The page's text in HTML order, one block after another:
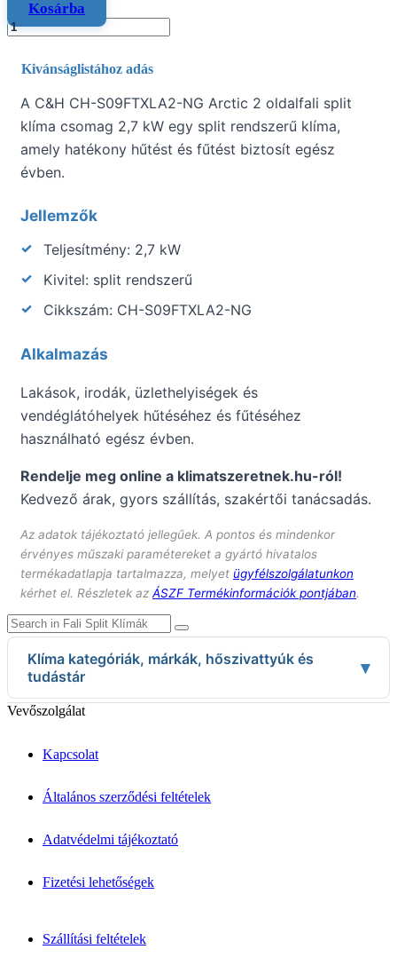
Kosárba
Kivánságlistához adás
A C&H CH-S09FTXLA2-NG Arctic 2 oldalfali split
klíma csomag 2,7 kW egy split rendszerű klíma,
amely hatékony hűtést és fűtést biztosít egész
évben.
Jellemzők
Teljesítmény: 2,7 kW
Kivitel: split rendszerű
Cikkszám: CH-S09FTXLA2-NG
Alkalmazás
Lakások, irodák, üzlethelyiségek és
vendéglátóhelyek hűtéséhez és fűtéséhez
használható egész évben.
Rendelje meg online a klimatszeretnek.hu-ról!
Kedvező árak, gyors szállítás, szakértői tanácsadás.
Az adatok tájékoztató jellegűek. A pontos és mindenkor
érvényes műszaki paramétereket a gyártó hivatalos
termékadatlapja tartalmazza, melyet ügyfélszolgálatunkon
kérhet el. Részletek az ÁSZF Termékinformációk pontjában.
Klíma kategóriák, márkák, hőszivattyúk és
tudástár
▾
Klíma kategóriák
Mobil klímák
Légtisztítók
Klíma márkák
Mitsubishi klíma
Fujitsu klíma
Gree klíma
Midea klíma
Vevőszolgálat
Kapcsolat
Általános szerződési feltételek
Adatvédelmi tájékoztató
Fizetési lehetőségek
Szállítási feltételek